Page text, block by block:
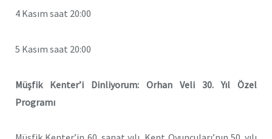
4 Kasım saat 20:00
5 Kasım saat 20:00
Müşfik Kenter’i Dinliyorum: Orhan Veli 30. Yıl Özel
Programı